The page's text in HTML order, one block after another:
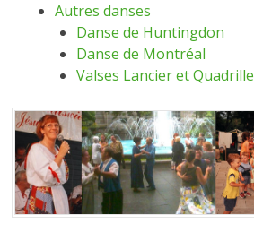
Autres danses
Danse de Huntingdon
Danse de Montréal
Valses Lancier et Quadrille